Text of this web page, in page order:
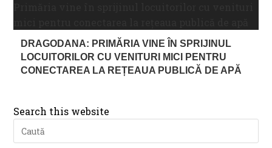
DRAGODANA: PRIMĂRIA VINE ÎN SPRIJINUL
LOCUITORILOR CU VENITURI MICI PENTRU
CONECTAREA LA REȚEAUA PUBLICĂ DE APĂ
Search this website